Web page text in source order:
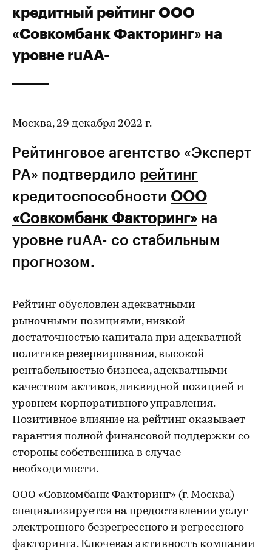
кредитный рейтинг ООО
«Совкомбанк Факторинг» на
уровне ruАА-
Москва, 29 декабря 2022 г.
Рейтинговое агентство «Эксперт
РА» подтвердило рейтинг
кредитоспособности ООО
«Совкомбанк Факторинг» на
уровне ruАА- со стабильным
прогнозом.
Рейтинг обусловлен адекватными
рыночными позициями, низкой
достаточностью капитала при адекватной
политике резервирования, высокой
рентабельностью бизнеса, адекватными
качеством активов, ликвидной позицией и
уровнем корпоративного управления.
Позитивное влияние на рейтинг оказывает
гарантия полной финансовой поддержки со
стороны собственника в случае
необходимости.
ООО «Совкомбанк Факторинг» (г. Москва)
специализируется на предоставлении услуг
электронного безрегрессного и регрессного
факторинга. Ключевая активность компании